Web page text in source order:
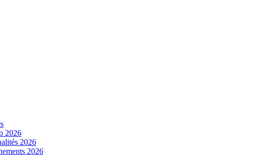
2026
2026
2026